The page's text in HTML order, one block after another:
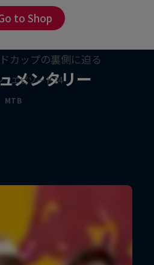
to Shop
メンタリー
スト・ライフ】
カップの裏側に迫る
· エピソード24
MTB